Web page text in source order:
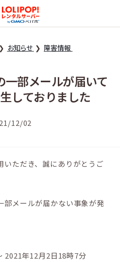
ロリポップ！レンタル
お知らせ 障害情報
一部メールが届いて
しておりました
12/02
ただき、誠にありがとうご
部メールが届かない事象が発
2021年12月2日18時7分